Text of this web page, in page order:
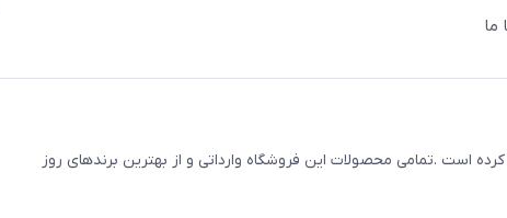
ما
آغاز کرده است .تمامی محصولات این فروشگاه وارداتی و از بهترین برندهای روز